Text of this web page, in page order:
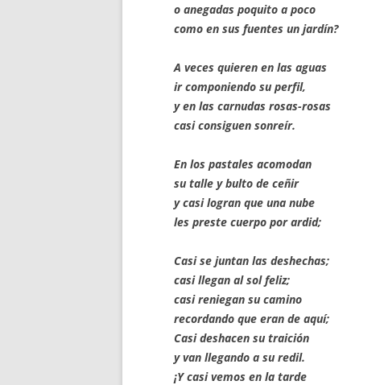
o anegadas poquito a poco
como en sus fuentes un jardín?
A veces quieren en las aguas
ir componiendo su perfil,
y en las carnudas rosas-rosas
casi consiguen sonreír.
En los pastales acomodan
su talle y bulto de ceñir
y casi logran que una nube
les preste cuerpo por ardid;
Casi se juntan las deshechas;
casi llegan al sol feliz;
casi reniegan su camino
recordando que eran de aquí;
Casi deshacen su traición
y van llegando a su redil.
¡Y casi vemos en la tarde